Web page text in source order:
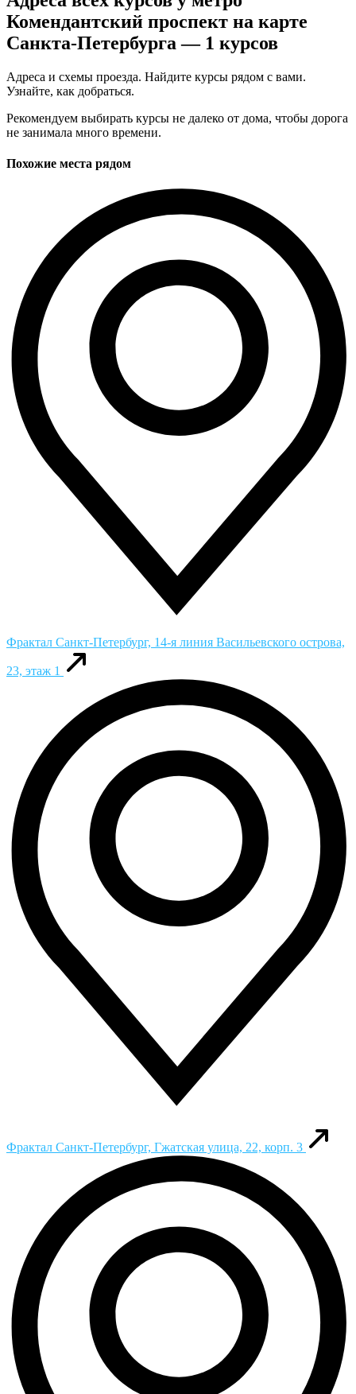
Комендантский проспект на карте
Санкта-Петербурга — 1 курсов
Адреса и схемы проезда. Найдите курсы рядом с вами.
Узнайте, как добраться.
Рекомендуем выбирать курсы не далеко от дома, чтобы дорога
не занимала много времени.
Похожие места рядом
Фрактал Санкт-Петербург, 14-я линия Васильевского острова,
23, этаж 1
Фрактал Санкт-Петербург, Гжатская улица, 22, корп. 3